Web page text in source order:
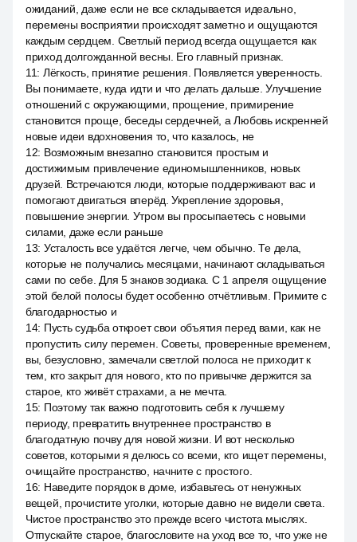
ожиданий, даже если не все складывается идеально,
перемены восприятии происходят заметно и ощущаются
каждым сердцем. Светлый период всегда ощущается как
приход долгожданной весны. Его главный признак.
11: Лёгкость, принятие решения. Появляется уверенность.
Вы понимаете, куда идти и что делать дальше. Улучшение
отношений с окружающими, прощение, примирение
становится проще, беседы сердечней, а Любовь искренней
новые идеи вдохновения то, что казалось, не
12: Возможным внезапно становится простым и
достижимым привлечение единомышленников, новых
друзей. Встречаются люди, которые поддерживают вас и
помогают двигаться вперёд. Укрепление здоровья,
повышение энергии. Утром вы просыпаетесь с новыми
силами, даже если раньше
13: Усталость все удаётся легче, чем обычно. Те дела,
которые не получались месяцами, начинают складываться
сами по себе. Для 5 знаков зодиака. С 1 апреля ощущение
этой белой полосы будет особенно отчётливым. Примите с
благодарностью и
14: Пусть судьба откроет свои объятия перед вами, как не
пропустить силу перемен. Советы, проверенные временем,
вы, безусловно, замечали светлой полоса не приходит к
тем, кто закрыт для нового, кто по привычке держится за
старое, кто живёт страхами, а не мечта.
15: Поэтому так важно подготовить себя к лучшему
периоду, превратить внутреннее пространство в
благодатную почву для новой жизни. И вот несколько
советов, которыми я делюсь со всеми, кто ищет перемены,
очищайте пространство, начните с простого.
16: Наведите порядок в доме, избавьтесь от ненужных
вещей, прочистите уголки, которые давно не видели света.
Чистое пространство это прежде всего чистота мыслях.
Отпускайте старое, благословите на уход все то, что уже не